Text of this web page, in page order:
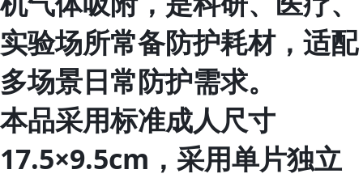
实验场所常备防护耗材，适配
多场景日常防护需求。
本品采用标准成人尺寸
17.5×9.5cm，采用单片独立